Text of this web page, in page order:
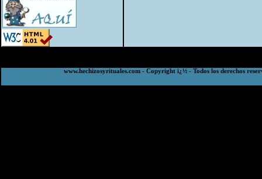
www.hechizosyrituales.com - Copyright ï¿½ - Todos los derechos